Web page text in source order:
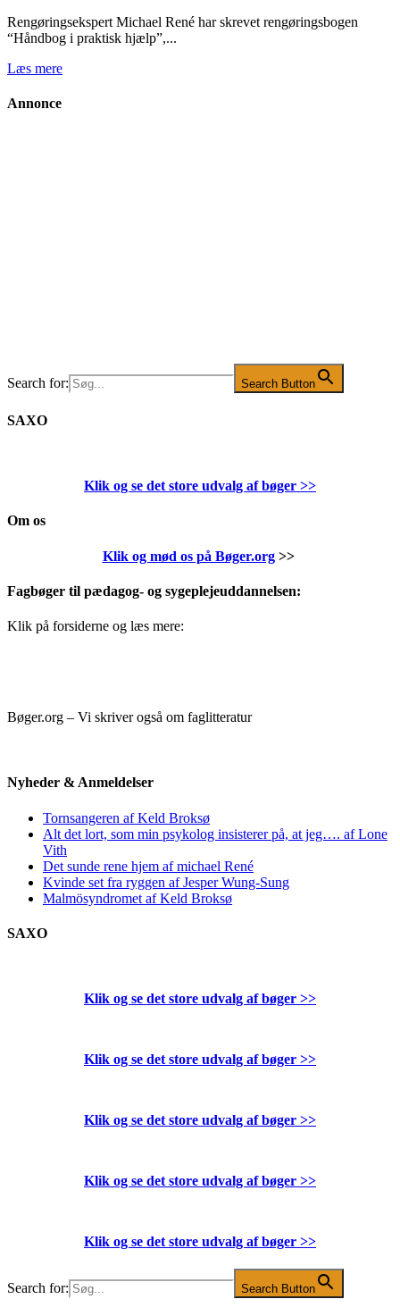
Rengøringsekspert Michael René har skrevet rengøringsbogen
“Håndbog i praktisk hjælp”,...
Læs mere
Annonce
Search for: Search Button
SAXO
Klik og se det store udvalg af bøger >>
Om os
Klik og mød os på Bøger.org>>
Fagbøger til pædagog- og sygeplejeuddannelsen:
Klik på forsiderne og læs mere:
Bøger.org – Vi skriver også om faglitteratur
Nyheder & Anmeldelser
Tornsangeren af Keld Broksø
Alt det lort, som min psykolog insisterer på, at jeg…. af Lone
Vith
Det sunde rene hjem af michael René
Kvinde set fra ryggen af Jesper Wung-Sung
Malmösyndromet af Keld Broksø
SAXO
Klik og se det store udvalg af bøger >>
Klik og se det store udvalg af bøger >>
Klik og se det store udvalg af bøger >>
Klik og se det store udvalg af bøger >>
Klik og se det store udvalg af bøger >>
Search for: Search Button